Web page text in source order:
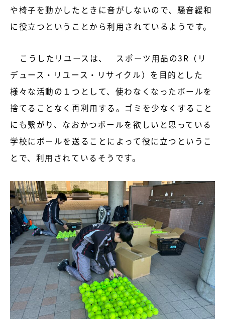
や椅子を動かしたときに音がしないので、騒音緩和
に役立つということから利用されているようです。
こうしたリユースは、 スポーツ用品の3R（リ
デュース・リユース・リサイクル）を目的とした
様々な活動の１つとして、使わなくなったボールを
捨てることなく再利用する。ゴミを少なくすること
にも繋がり、なおかつボールを欲しいと思っている
学校にボールを送ることによって役に立つというこ
とで、利用されているそうです。